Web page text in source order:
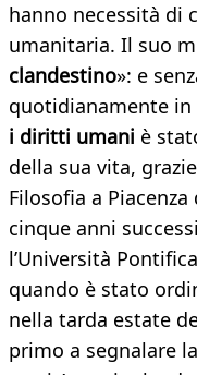
hanno necessità di
umanitaria. Il suo
clandestino»: e
quotidianamente
i diritti umani è
della sua vita,
Filosofia a
cinque anni
l’Università
quando è stato
nella tarda estate
primo a segnalare